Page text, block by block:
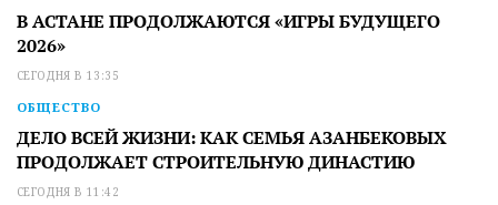
В АСТАНЕ ПРОДОЛЖАЮТСЯ «ИГРЫ БУДУЩЕГО
2026»
СЕГОДНЯ В 13:35
ОБЩЕСТВО
ДЕЛО ВСЕЙ ЖИЗНИ: КАК СЕМЬЯ АЗАНБЕКОВЫХ
ПРОДОЛЖАЕТ СТРОИТЕЛЬНУЮ ДИНАСТИЮ
СЕГОДНЯ В 11:42